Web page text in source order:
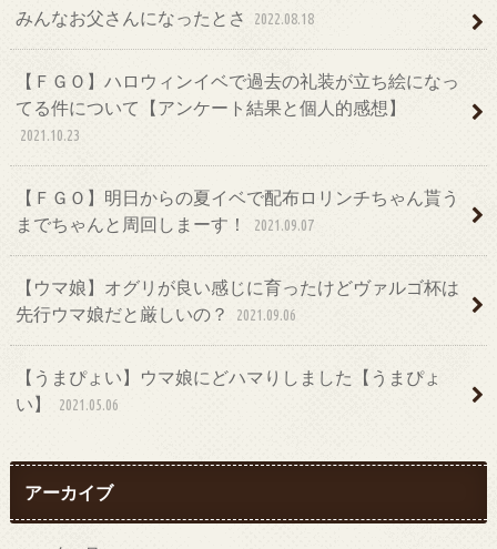
みんなお父さんになったとさ 2022.08.18
【ＦＧＯ】ハロウィンイベで過去の礼装が立ち絵になっ
てる件について【アンケート結果と個人的感想】
2021.10.23
【ＦＧＯ】明日からの夏イベで配布ロリンチちゃん貰う
までちゃんと周回しまーす！
2021.09.07
【ウマ娘】オグリが良い感じに育ったけどヴァルゴ杯は
先行ウマ娘だと厳しいの？
2021.09.06
【うまぴょい】ウマ娘にどハマりしました【うまぴょ
い】
2021.05.06
アーカイブ